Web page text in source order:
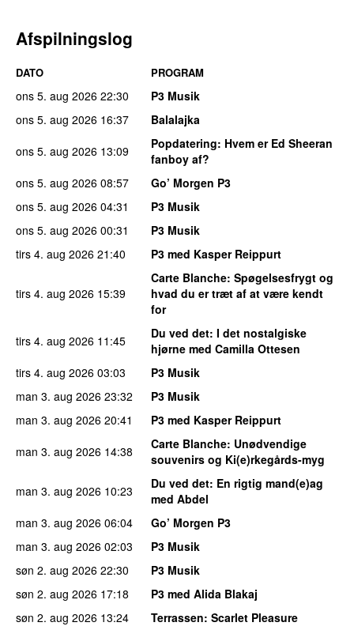
Afspilningslog
DATO PROGRAM
ons 5. aug 2026 22:30
P3 Musik
ons 5. aug 2026 16:37
Balalajka
ons 5. aug 2026 13:09 Popdatering: Hvem er Ed Sheeran
fanboy af?
ons 5. aug 2026 08:57
Go’ Morgen P3
ons 5. aug 2026 04:31
P3 Musik
ons 5. aug 2026 00:31
P3 Musik
tirs 4. aug 2026 21:40 P3 med Kasper Reippurt
tirs 4. aug 2026 15:39
Carte Blanche: Spøgelsesfrygt og
hvad du er træt af at være kendt
for
tirs 4. aug 2026 11:45 Du ved det: I det nostalgiske
hjørne med Camilla Ottesen
tirs 4. aug 2026 03:03
P3 Musik
man 3. aug 2026 23:32
P3 Musik
man 3. aug 2026 20:41
P3 med Kasper Reippurt
man 3. aug 2026 14:38 Carte Blanche: Unødvendige
souvenirs og Ki(e)rkegårds-myg
man 3. aug 2026 10:23 Du ved det: En rigtig mand(e)ag
med Abdel
man 3. aug 2026 06:04
Go’ Morgen P3
man 3. aug 2026 02:03
P3 Musik
søn 2. aug 2026 22:30
P3 Musik
søn 2. aug 2026 17:18
P3 med Alida Blakaj
søn 2. aug 2026 13:24 Terrassen: Scarlet Pleasure